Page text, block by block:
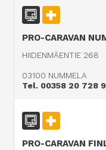
PRO-CARAVAN
HIIDENMÄENTIE 268
03100 NUMMELA
Tel. 00358 20 728
PRO-CARAVAN